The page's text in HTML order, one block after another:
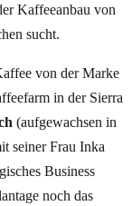
Kaffeeanbau von
sucht.
von der Marke
in der Sierra
(aufgewachsen in
seiner Frau Inka
Business
noch das